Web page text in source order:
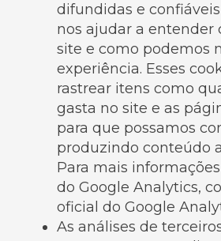
difundidas e
nos ajudar a entender
site e como podemos
experiência. Esses
rastrear itens como
gasta no site e as
para que possamos
produzindo conteúdo
Para mais
do Google Analytics,
oficial do Google
As análises de